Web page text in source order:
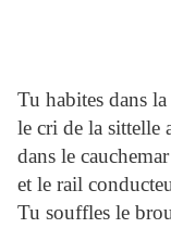
Tu habites dans la
le cri de la sittelle
dans le
et le rail
Tu souffles le